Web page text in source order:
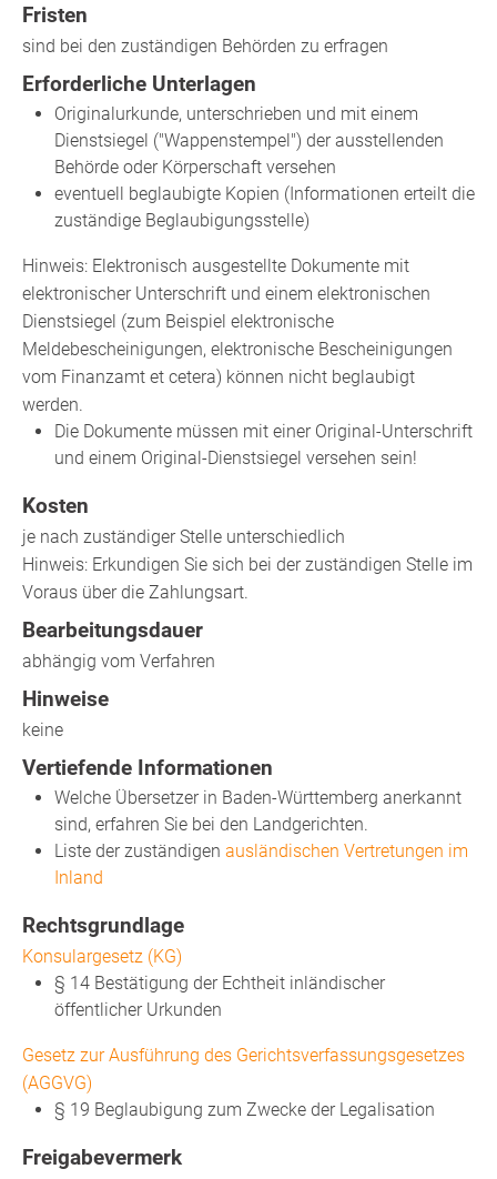
Fristen
sind bei den zuständigen Behörden zu erfragen
Erforderliche Unterlagen
Originalurkunde, unterschrieben und mit einem
Dienstsiegel ("Wappenstempel") der ausstellenden
Behörde oder Körperschaft versehen
eventuell beglaubigte Kopien (Informationen erteilt die
zuständige Beglaubigungsstelle)
Hinweis: Elektronisch ausgestellte Dokumente mit
elektronischer Unterschrift und einem elektronischen
Dienstsiegel (zum Beispiel elektronische
Meldebescheinigungen, elektronische Bescheinigungen
vom Finanzamt et cetera) können nicht beglaubigt
werden.
Die Dokumente müssen mit einer Original-Unterschrift
und einem Original-Dienstsiegel versehen sein!
Kosten
je nach zuständiger Stelle unterschiedlich
Hinweis: Erkundigen Sie sich bei der zuständigen Stelle im
Voraus über die Zahlungsart.
Bearbeitungsdauer
abhängig vom Verfahren
Hinweise
keine
Vertiefende Informationen
Welche Übersetzer in Baden-Württemberg anerkannt
sind, erfahren Sie bei den Landgerichten.
Liste der zuständigen ausländischen Vertretungen im
Inland
Rechtsgrundlage
Konsulargesetz (KG)
§ 14 Bestätigung der Echtheit inländischer
öffentlicher Urkunden
Gesetz zur Ausführung des Gerichtsverfassungsgesetzes
(AGGVG)
§ 19 Beglaubigung zum Zwecke der Legalisation
Freigabevermerk